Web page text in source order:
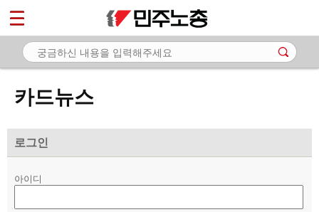
카드뉴스
로그인
아이디
마이페이지
소개
노동상담
자료